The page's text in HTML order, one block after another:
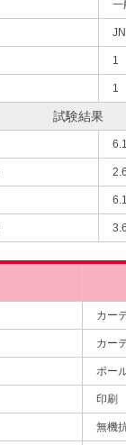
一
1
1
試験結果
カー
カー
ポー
印刷
無機